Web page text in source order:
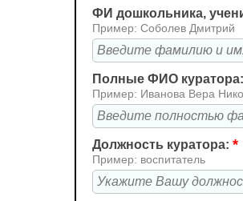
ФИ дошкольника,
Пример: Соболев Дмитрий
Полные ФИО куратора:
Пример: Иванова Вера
Должность куратора: *
Пример: воспитатель